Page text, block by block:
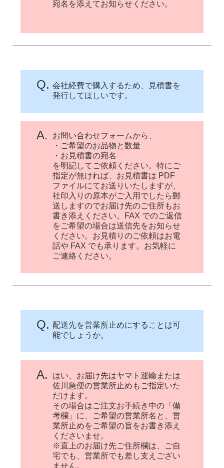
宛名を添えてお知らせください。
Q. 会社経費で購入するため、見積書を
発行してほしいです。
A.
お問い合わせフォームから、
・ご希望のお品物と数量
・お見積書の宛名
を明記してご依頼ください。特にご
指定が無ければ、お見積書は PDF
ファイルにてお送りいたしますが、
社印入りの原本がご入用でしたら郵
送しますのでお届け先のご住所もお
書き添えください。FAX でのご返信
をご希望の場合は送信先をお知らせ
ください。お見積りのご依頼はお電
話や FAX でも承ります。お気軽に
ご連絡ください。
Q. 配送先を営業所止めにすることは可
能でしょうか。
A.
はい、お届け先はヤマト運輸または
佐川急便の営業所止めもご指定いた
だけます。
その場合はご注文お手続き中の「備
考欄」に、ご希望の営業所名と、営
業所止めをご希望の旨をお書き添え
くださいませ。
※直上のお届け先ご住所欄は、ご自
宅でも、営業所でも差し支えござい
ません。